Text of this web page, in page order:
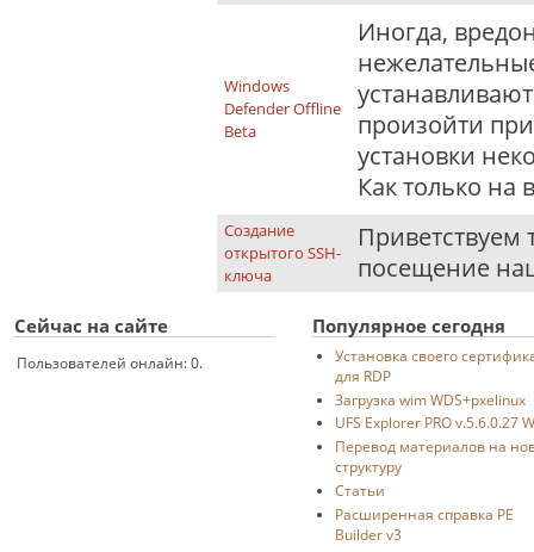
Windows
Defender Offline
Beta
Иногда,
произойти
установки
Как только на
Создание
открытого SSH-
ключа
Приветствуем
посещение
Сейчас на сайте
Пользователей онлайн: 0.
Популярное сегодня
Установка своего
для RDP
Загрузка wim WDS+pxelinux
UFS Explorer PRO v.5.6.0.27
Перевод материалов на
структуру
Статьи
Расширенная справка PE
Builder v3